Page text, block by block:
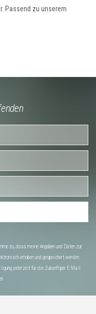
Passend zu unserem
zu, dass meine Angaben und Daten zur
erhoben und gespeichert werden.
jederzeit für die Zukunft per E-Mail